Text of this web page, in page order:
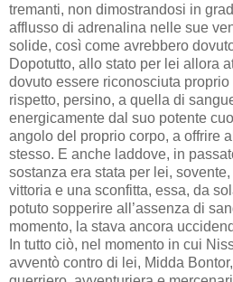
tremanti, non dimostrandosi in
afflusso di adrenalina nelle sue
solide, così come avrebbero
Dopotutto, allo stato per lei allora
dovuto essere riconosciuta
rispetto, persino, a quella di
energicamente dal suo potente
angolo del proprio corpo, a offrire
stesso. E anche laddove, in
sostanza era stata per lei,
vittoria e una sconfitta, essa, da
potuto sopperire all’assenza di
momento, la stava ancora
In tutto ciò, nel momento in cui
avventò contro di lei, Midda